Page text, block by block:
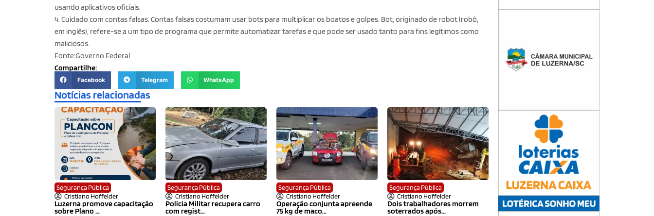
usando aplicativos oficiais.
4. Cuidado com contas falsas. Contas falsas costumam usar bots para multiplicar os boatos e golpes. Bot, originado de robot (robô,
em inglês), refere-se a um tipo de programa que permite automatizar tarefas e que pode ser usado tanto para fins legítimos como
maliciosos.
Fonte:Governo Federal
Compartilhe:
Facebook Telegram WhatsApp
Notícias relacionadas
Segurança Pública
Cristiano Hoffelder
Luzerna promove capacitação
sobre Plano ...
Segurança Pública
Cristiano Hoffelder
Polícia Militar recupera carro
com regist...
Segurança Pública
Cristiano Hoffelder
Operação conjunta apreende
75 kg de maco...
Segurança Pública
Cristiano Hoffelder
Dois trabalhadores morrem
soterrados após...